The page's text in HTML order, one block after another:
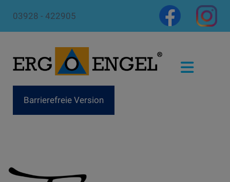
03928 - 422905
Barrierefreie Version